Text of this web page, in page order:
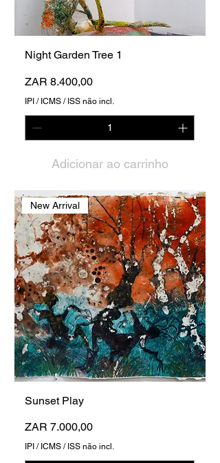
Night Garden Tree 1
Preço
ZAR 8.400,00
IPI / ICMS / ISS não incl.
Adicionar ao carrinho
New Arrival
Sunset Play
Preço
ZAR 7.000,00
IPI / ICMS / ISS não incl.